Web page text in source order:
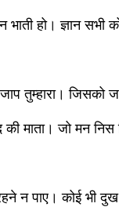
भाती हो। ज्ञान सभी
तुम्हारा।
माता। जो मन निस
न पाए। कोई भी